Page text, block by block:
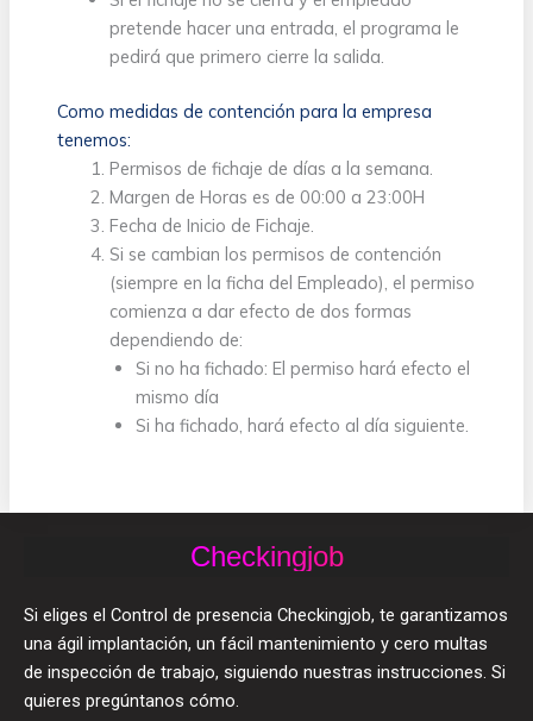
pretende hacer una entrada, el programa le
pedirá que primero cierre la salida.
Como medidas de contención para la empresa
tenemos:
Permisos de fichaje de días a la semana.
Margen de Horas es de 00:00 a 23:00H
Fecha de Inicio de Fichaje.
Si se cambian los permisos de contención
(siempre en la ficha del Empleado), el permiso
comienza a dar efecto de dos formas
dependiendo de:
Si no ha fichado: El permiso hará efecto el
mismo día
Si ha fichado, hará efecto al día siguiente.
Checkingjob
Si eliges el Control de presencia Checkingjob, te garantizamos
una ágil implantación, un fácil mantenimiento y cero multas
de inspección de trabajo, siguiendo nuestras instrucciones. Si
quieres pregúntanos cómo.